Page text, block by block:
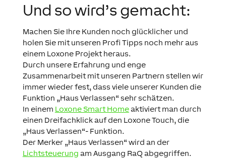
Und so wird’s gemacht:
Machen Sie Ihre Kunden noch glücklicher und
holen Sie mit unseren Profi Tipps noch mehr aus
einem Loxone Projekt heraus.
Durch unsere Erfahrung und enge
Zusammenarbeit mit unseren Partnern stellen wir
immer wieder fest, dass viele unserer Kunden die
Funktion „Haus Verlassen“ sehr schätzen.
In einem Loxone Smart Homeaktiviert man durch
einen Dreifachklick auf den Loxone Touch, die
„Haus Verlassen“- Funktion.
Der Merker „Haus Verlassen“ wird an der
Lichtsteuerung am Ausgang RaQ abgegriffen.